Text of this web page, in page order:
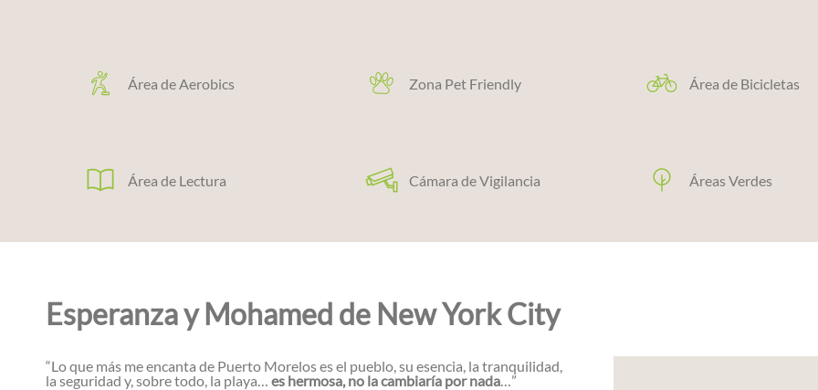
Área de Aerobics Zona Pet Friendly Área de Bicicletas
Área de Lectura Cámara de Vigilancia Áreas Verdes
Esperanza y Mohamed de New York City
“Lo que más me encanta de Puerto Morelos es el pueblo, su esencia, la tranquilidad,
la seguridad y, sobre todo, la playa… es hermosa, no la cambiaría por nada…”